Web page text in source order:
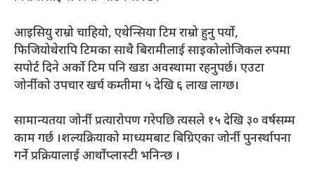
आइसियु राम्रो चाहियो, एथेन्सिया टिम राम्रो हुनु पर्यो,
फिजियोथेरापि टिमका साथै बिरामीलाई साइकोलोजिकल रुपमा
सपोर्ट दिने अर्को टिम पनि खडा अवस्थामा रहनुपर्छ। एउटा
जोर्नीको उपचार खर्च कम्तीमा ५ देखि ६ लाख लाग्छ।
सामान्यतया जोर्नी प्रत्यारोपण गरेपछि त्यसले १५ देखि ३० वर्षसम्म
काम गर्छ ।शल्यक्रियाको माध्यमबाट बिग्रिएका जोर्नी पुनर्स्थापना
गर्ने प्रक्रियालाई आर्थोप्लास्टी भनिन्छ ।